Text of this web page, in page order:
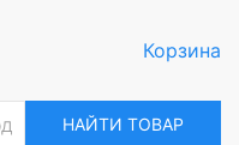
Корзина
НАЙТИ ТОВАР